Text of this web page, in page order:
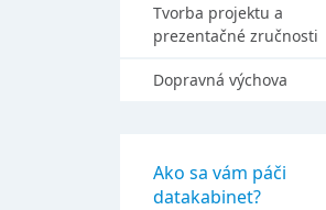
Tvorba projektu a
prezentačné zručnosti
Dopravná výchova
Ako sa vám páči
datakabinet?